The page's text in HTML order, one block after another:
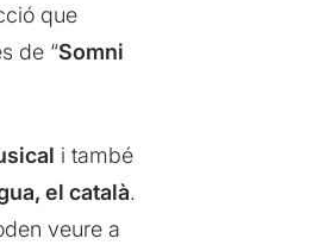
que
de “Somni
i també
el català.
veure a